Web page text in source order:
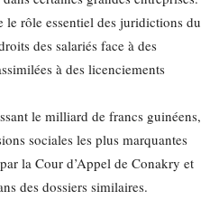
le rôle essentiel des juridictions du
des salariés face à des
à des licenciements
le milliard de francs guinéens,
sociales les plus marquantes
la Cour d’Appel de Conakry et
des dossiers similaires.